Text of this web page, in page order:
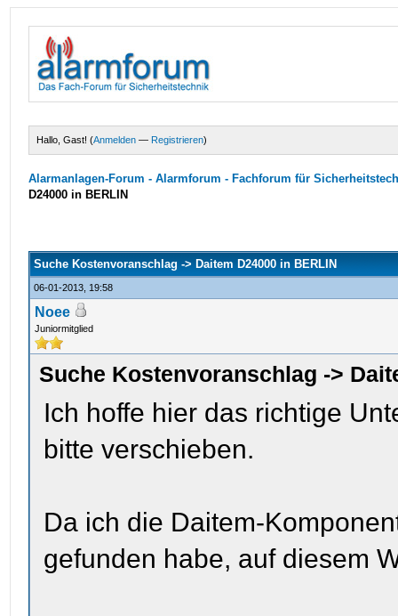
Hallo, Gast! (Anmelden — Registrieren)
Alarmanlagen-Forum - Alarmforum - Fachforum für
D24000 in BERLIN
Suche Kostenvoranschlag -> Daitem D24000 in BERLIN
06-01-2013, 19:58
Noee
Juniormitglied
Suche Kostenvoranschlag ->
Ich hoffe hier das richtige
bitte verschieben.
Da ich die Daitem-
gefunden habe, auf diesem